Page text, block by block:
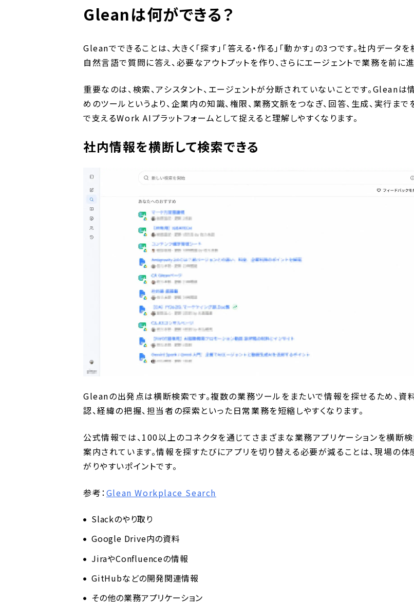
Gleanは何ができる？
Gleanでできることは、大きく「探す」「答える・作る」「動かす」の3つです。社内データを
自然言語で質問に答え、必要なアウトプットを作り、さらにエージェントで業務を前に進
重要なのは、検索、アシスタント、エージェントが分断されていないことです。Gleanは
めのツールというより、企業内の知識、権限、業務文脈をつなぎ、回答、生成、実行ま
で支えるWork AIプラットフォームとして捉えると理解しやすくなります。
社内情報を横断して検索できる
Gleanの出発点は横断検索です。複数の業務ツールをまたいで情報を探せるため、資
認、経緯の把握、担当者の探索といった日常業務を短縮しやすくなります。
公式情報では、100以上のコネクタを通じてさまざまな業務アプリケーションを横断
案内されています。情報を探すたびにアプリを切り替える必要が減ることは、現場の
がりやすいポイントです。
参考：Glean Workplace Search
Slackのやり取り
Google Drive内の資料
JiraやConfluenceの情報
GitHubなどの開発関連情報
その他の業務アプリケーション